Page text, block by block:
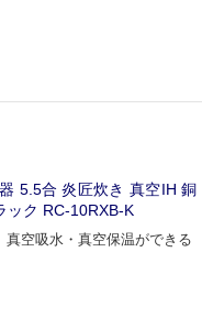
5.5合 炎匠炊き 真空IH 銅
ック RC-10RXB-K
真空吸水・真空保温ができる